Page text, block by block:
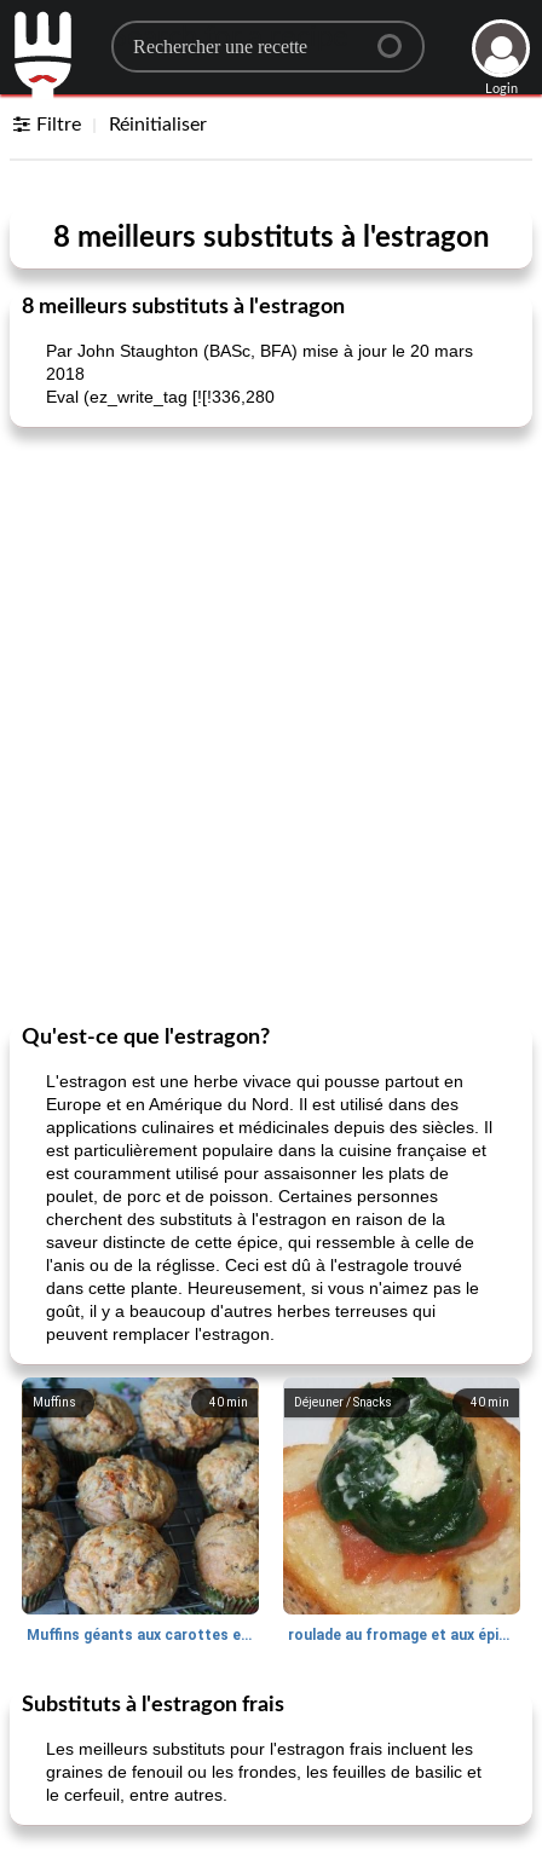
Search for a recipe
Login
Filtre Réinitialiser
8 meilleurs substituts à l'estragon
8 meilleurs substituts à l'estragon
Par John Staughton (BASc, BFA) mise à jour le 20 mars
2018
Eval (ez_write_tag [![!336,280
Qu'est-ce que l'estragon?
L'estragon est une herbe vivace qui pousse partout en
Europe et en Amérique du Nord. Il est utilisé dans des
applications culinaires et médicinales depuis des siècles. Il
est particulièrement populaire dans la cuisine française et
est couramment utilisé pour assaisonner les plats de
poulet, de porc et de poisson. Certaines personnes
cherchent des substituts à l'estragon en raison de la
saveur distincte de cette épice, qui ressemble à celle de
l'anis ou de la réglisse. Ceci est dû à l'estragole trouvé
dans cette plante. Heureusement, si vous n'aimez pas le
goût, il y a beaucoup d'autres herbes terreuses qui
peuvent remplacer l'estragon.
40 min
Muffins
Muffins géants aux carottes et à la banane de Nif
40 min
Déjeuner / Snacks
roulade au fromage et aux épinards
30min
Marques de confiance: recettes et
Substituts à l'estragon frais
Les meilleurs substituts pour l'estragon frais incluent les
graines de fenouil ou les frondes, les feuilles de basilic et
le cerfeuil, entre autres.